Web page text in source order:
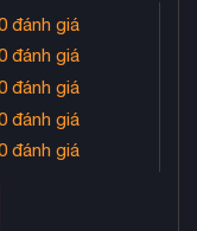
0 đánh giá
0 đánh giá
0 đánh giá
0 đánh giá
0 đánh giá